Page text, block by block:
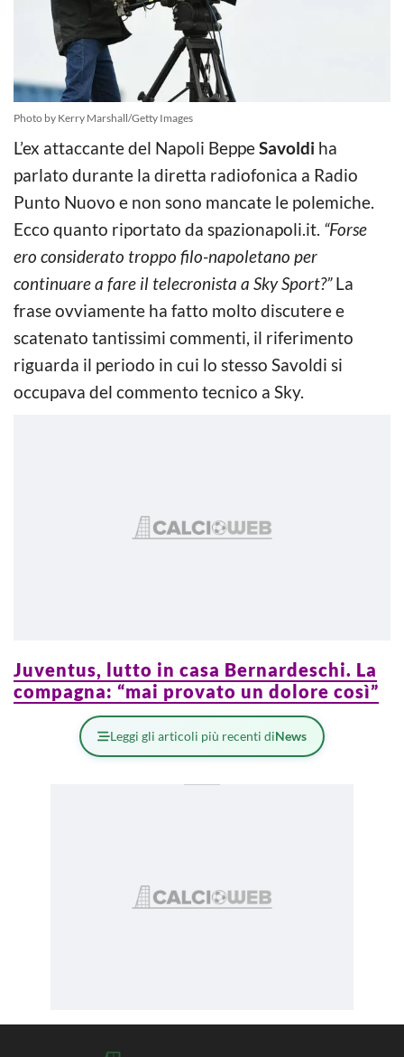
Photo by Kerry Marshall/Getty Images
L’ex attaccante del Napoli BeppeSavoldi ha
parlato durante la diretta radiofonica a Radio
Punto Nuovo e non sono mancate le polemiche.
Ecco quanto riportato da spazionapoli.it. “Forse
ero considerato troppo filo-napoletano per
continuare a fare il telecronista a Sky Sport?”La
frase ovviamente ha fatto molto discutere e
scatenato tantissimi commenti, il riferimento
riguarda il periodo in cui lo stesso Savoldi si
occupava del commento tecnico a Sky.
Juventus, lutto in casa Bernardeschi. La
compagna: “mai provato un dolore così”
Leggi gli articoli più recenti diNews